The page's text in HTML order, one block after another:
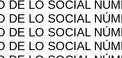
DE LO SOCIAL
DE LO SOCIAL
DE LO SOCIAL
DE LO SOCIAL